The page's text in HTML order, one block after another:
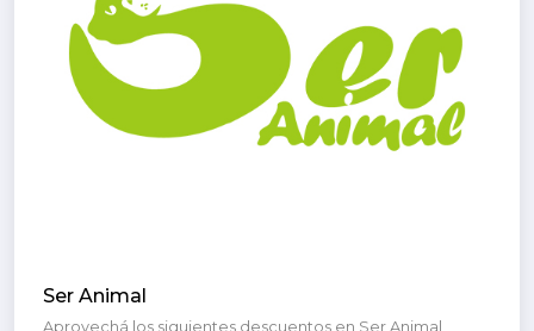
Ser Animal
Aprovechá los siguientes descuentos en Ser Animal